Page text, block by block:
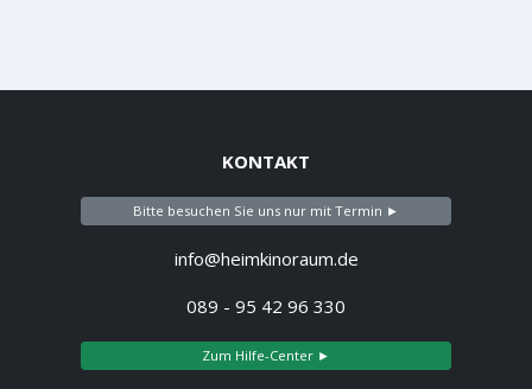
KONTAKT
Bitte besuchen Sie uns nur mit Termin ►
info@heimkinoraum.de
089 - 95 42 96 330
Zum Hilfe-Center ►